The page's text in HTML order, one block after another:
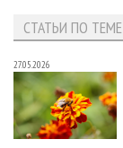
СТАТЬИ ПО ТЕМЕ
27.05.2026